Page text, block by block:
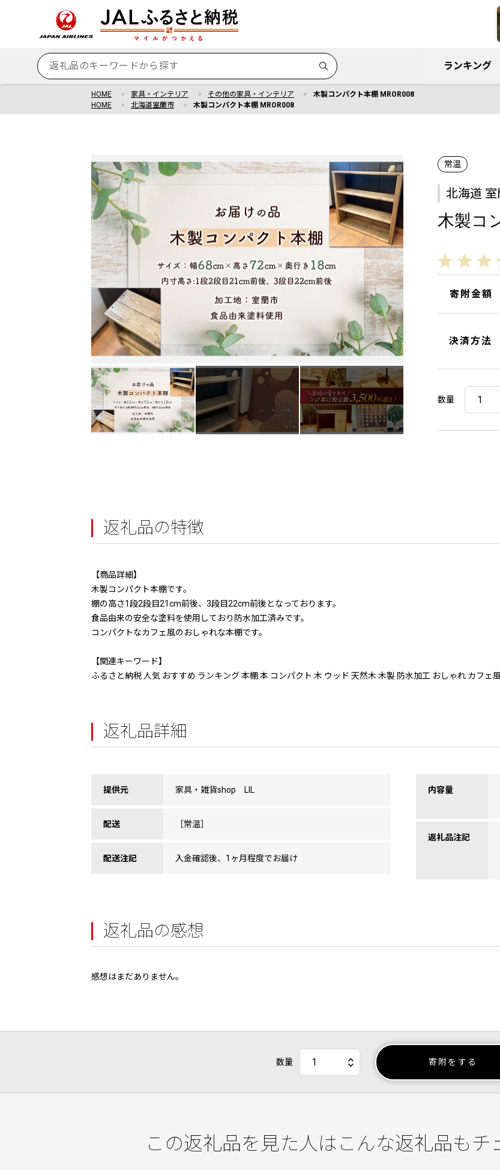
ランキング
HOME 家具・インテリア その他の家具・インテリア
木製コンパクト本棚 MROR008
HOME
北海道室蘭市 木製コンパクト本棚 MROR008
常温
北海道 室
木製コ
寄附金額
決済方法
数量
返礼品の特徴
【商品詳細】
木製コンパクト本棚です。
棚の高さ1段2段目21cm前後、3段目22cm前後となっております。
食品由来の安全な塗料を使用しており防水加工済みです。
コンパクトなカフェ風のおしゃれな本棚です。
【関連キーワード】
ふるさと納税 人気 おすすめ ランキング 本棚 本 コンパクト 木 ウッド 天然木 木製 防水加工 おしゃれ カフェ
返礼品詳細
提供元 家具・雑貨shop LIL
配送 ［常温］
配送注記 入金確認後、1ヶ月程度でお届け
内容量
返礼品注記
返礼品の感想
感想はまだありません。
数量 寄附をする
この返礼品を見た人はこんな返礼品もチ